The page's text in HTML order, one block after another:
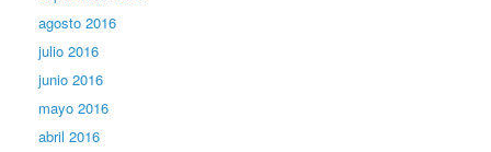
agosto 2016
julio 2016
junio 2016
mayo 2016
abril 2016